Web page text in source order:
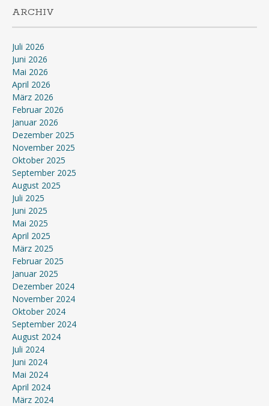
ARCHIV
Juli 2026
Juni 2026
Mai 2026
April 2026
März 2026
Februar 2026
Januar 2026
Dezember 2025
November 2025
Oktober 2025
September 2025
August 2025
Juli 2025
Juni 2025
Mai 2025
April 2025
März 2025
Februar 2025
Januar 2025
Dezember 2024
November 2024
Oktober 2024
September 2024
August 2024
Juli 2024
Juni 2024
Mai 2024
April 2024
März 2024